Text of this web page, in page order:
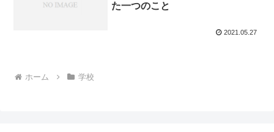
た一つのこと
2021.05.27
ホーム 学校